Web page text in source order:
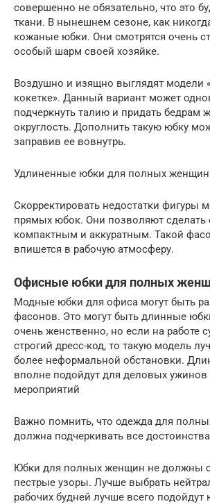
совершенно не обязательно, что это
ткани. В нынешнем сезоне, как
кожаные юбки. Они смотрятся очень
особый шарм своей хозяйке.
Воздушно и изящно выглядят модели
кокетке». Данный вариант может
подчеркнуть талию и придать бедрам
округлость. Дополнить такую юбку
заправив ее вовнутрь.
Удлиненные юбки для полных женщин
Скорректировать недостатки
прямых юбок. Они позволяют сделать
компактным и аккуратным. Такой
впишется в рабочую атмосферу.
Офисные юбки для полных
Модные юбки для офиса могут быть
фасонов. Это могут быть длинные
очень женственно, но если на работе
строгий дресс-код, то такую модель
более неформальной обстановки.
вполне подойдут для деловых
мероприятий
Важно помнить, что одежда для
должна подчеркивать все
Юбки для полных женщин не должны
пестрые узоры. Лучше выбрать
рабочих будней лучше всего подойдут